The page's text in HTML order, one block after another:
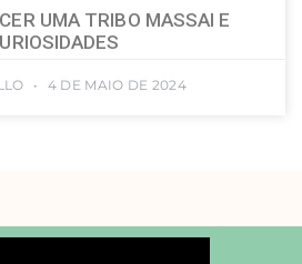
UMA TRIBO MASSAI E
4 DE MAIO DE 2024